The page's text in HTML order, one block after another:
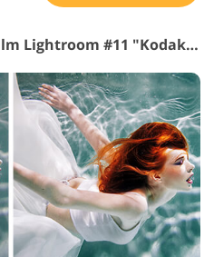
ค่าที่ตั้งไว้ล่วงหน้าของ Fujifilm Lightroom #11 "Kodak Pure"